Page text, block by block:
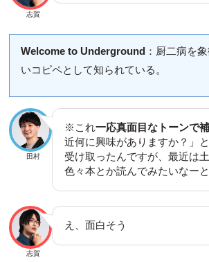
志賀
Welcome to Underground：厨二病を
いコピペとして知られている。
田村
※これ一応真面目なトーンで
近何に興味がありますか？」
受け取ったんですが、最近は
色々本とか読んでみたいなー
志賀
え、面白そう